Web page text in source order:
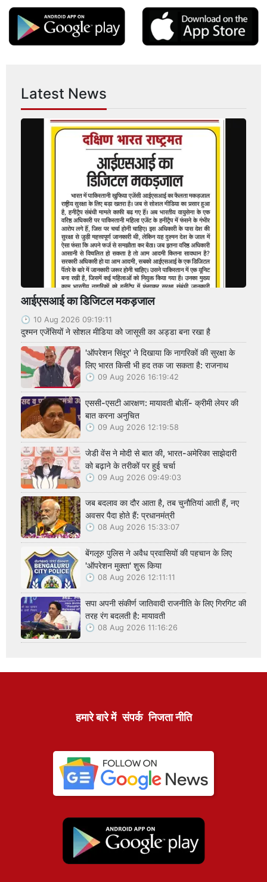
Latest News
आईएसआई का डिजिटल मकड़जाल
10 Aug 2026 09:19:11
दुश्मन एजेंसियों ने सोशल मीडिया को जासूसी का अड्डा बना रखा है
'ऑपरेशन सिंदूर' ने दिखाया कि नागरिकों की सुरक्षा के
लिए भारत किसी भी हद तक जा सकता है: राजनाथ
09 Aug 2026 16:19:42
एससी-एसटी आरक्षण: मायावती बोलीं- क्रीमी लेयर की
बात करना अनुचित
09 Aug 2026 12:19:58
जेडी वेंस ने मोदी से बात की, भारत-अमेरिका साझेदारी
को बढ़ाने के तरीकों पर हुई चर्चा
09 Aug 2026 09:49:03
जब बदलाव का दौर आता है, तब चुनौतियां आती हैं, नए
अवसर पैदा होते हैं: प्रधानमंत्री
08 Aug 2026 15:33:07
बेंगलूरु पुलिस ने अवैध प्रवासियों की पहचान के लिए
'ऑपरेशन मुक्ता' शुरू किया
08 Aug 2026 12:11:11
सपा अपनी संकीर्ण जातिवादी राजनीति के लिए गिरगिट की
तरह रंग बदलती है: मायावती
08 Aug 2026 11:16:26
हमारे बारे में संपर्क निजता नीति